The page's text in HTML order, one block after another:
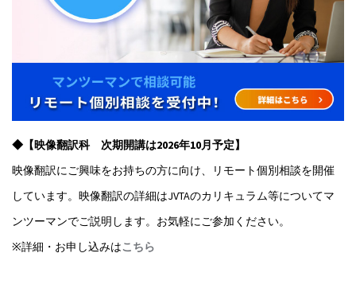
◆【映像翻訳科 次期開講は2026年10月予定】
映像翻訳にご興味をお持ちの方に向け、リモート個別相談を開催
しています。映像翻訳の詳細はJVTAのカリキュラム等についてマ
ンツーマンでご説明します。お気軽にご参加ください。
※詳細・お申し込みはこちら